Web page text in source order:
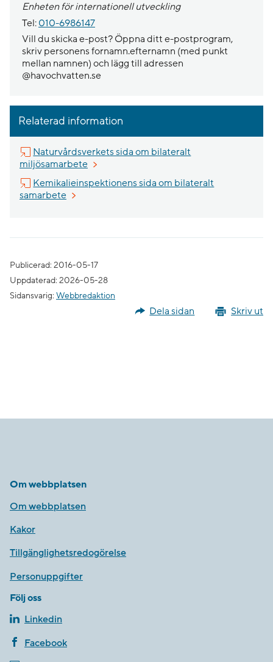
Enheten för internationell utveckling
Tel: 010-6986147
Vill du skicka e-post? Öppna ditt e-postprogram,
skriv personens fornamn.efternamn (med punkt
mellan namnen) och lägg till adressen
@havochvatten.se
Relaterad information
Naturvårdsverkets sida om bilateralt
miljösamarbeteLänk till annan webbplats, öppnas i nytt
Kemikalieinspektionens sida om bilateralt
samarbeteLänk till annan webbplats, öppnas i nytt fönster.
Publicerad: 2016-05-17
Uppdaterad: 2026-05-28
Sidansvarig: Webbredaktion
Skriv ut
Dela sidan
Om webbplatsen
Om webbplatsen
Kakor
Tillgänglighetsredogörelse
Personuppgifter
Följ oss
Linkedin
Facebook